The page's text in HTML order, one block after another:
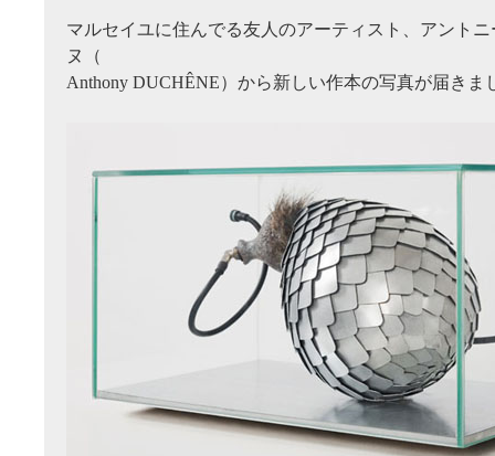
マルセイユに住んでる友人のアーティスト、アント
ヌ（
Anthony DUCHÊNE）から新しい作本の写真が届きま